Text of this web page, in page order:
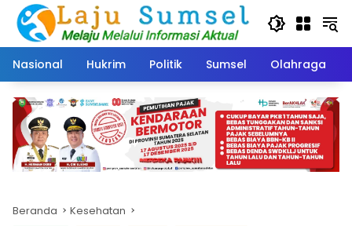
Langsung
konten
Nasional
Hukrim Politik Sumsel Olahraga
Beranda Kesehatan